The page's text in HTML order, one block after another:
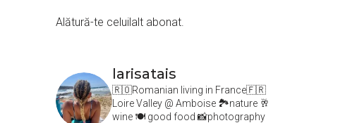
Alătură-te celuilalt abonat.
larisatais
🇷🇴Romanian living in France🇫🇷
Loire Valley @ Amboise 🏞️nature 🥂
wine 🍽 good food 📸photography